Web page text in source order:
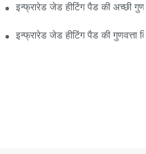
इन्फ्रारेड जेड हीटिंग पैड की अच्छी
इन्फ्रारेड जेड हीटिंग पैड की गुणवत्ता